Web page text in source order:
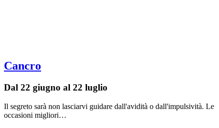
Cancro
Dal 22 giugno al 22 luglio
Il segreto sarà non lasciarvi guidare dall'avidità o dall'impulsività. Le
occasioni migliori…